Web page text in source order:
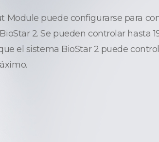
Module puede configurarse para
2. Se pueden controlar hasta
el sistema BioStar 2 puede